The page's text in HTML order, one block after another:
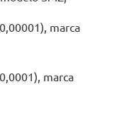
marca
marca